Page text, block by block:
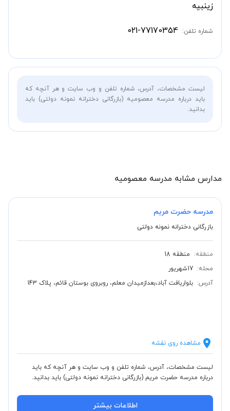
زینبیه
شماره تلفن: 021-77170354
لیست مشخصات، آدرس، شماره تلفن و وب سایت و هر آنچه که
باید درباره مدرسه معصومیه (بازرگانی دخترانه نمونه دولتی) باید
بدانید.
مدارس مشابه مدرسه معصومیه
مدرسه حضرت مریم
بازرگانی دخترانه نمونه دولتی
منطقه:
منطقه 18
محله: 17شهریور
آدرس: بلواریافت آباد،بعدازمیدان معلم، روبروی بوستان قائم، پلاک 143
مشاهده روی نقشه
لیست مشخصات، آدرس، شماره تلفن و وب سایت و هر آنچه که باید
درباره مدرسه حضرت مریم (بازرگانی دخترانه نمونه دولتی) باید بدانید.
اطلاعات بیشتر